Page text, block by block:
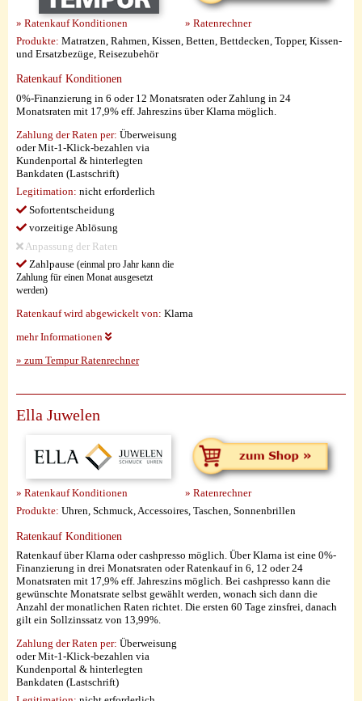
» Ratenkauf Konditionen
» Ratenrechner
Produkte: Matratzen, Rahmen, Kissen, Betten, Bettdecken, Topper, Kissen-
und Ersatzbezüge, Reisezubehör
Ratenkauf Konditionen
0%-Finanzierung in 6 oder 12 Monatsraten oder Zahlung in 24
Monatsraten mit 17,9% eff. Jahreszins über Klarna möglich.
Zahlung der Raten per: Überweisung
oder Mit-1-Klick-bezahlen via
Kundenportal & hinterlegten
Bankdaten (Lastschrift)
Legitimation: nicht erforderlich
Sofortentscheidung
vorzeitige Ablösung
Anpassung der Raten
Zahlpause (einmal pro Jahr kann die
Zahlung für einen Monat ausgesetzt
werden)
Ratenkauf wird abgewickelt von: Klarna
mehr Informationen
» zum Tempur Ratenrechner
Ella Juwelen
» Ratenkauf Konditionen
» Ratenrechner
Produkte: Uhren, Schmuck, Accessoires, Taschen, Sonnenbrillen
Ratenkauf Konditionen
Ratenkauf über Klarna oder cashpresso möglich. Über Klarna ist eine 0%-
Finanzierung in drei Monatsraten oder Ratenkauf in 6, 12 oder 24
Monatsraten mit 17,9% eff. Jahreszins möglich. Bei cashpresso kann die
gewünschte Monatsrate selbst gewählt werden, wonach sich dann die
Anzahl der monatlichen Raten richtet. Die ersten 60 Tage zinsfrei, danach
gilt ein Sollzinssatz von 13,99%.
Zahlung der Raten per: Überweisung
oder Mit-1-Klick-bezahlen via
Kundenportal & hinterlegten
Bankdaten (Lastschrift)